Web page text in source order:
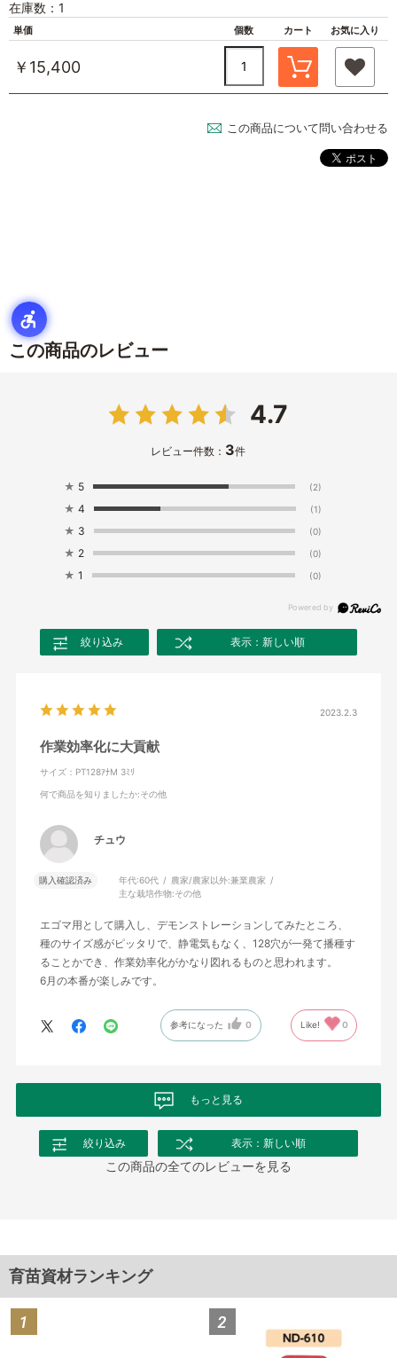
在庫数：1
単価 個数 カート お気に入り
￥15,400
この商品について問い合わせる
この商品のレビュー
4.7
レビュー件数： 3件
★ 5 (2)
★ 4 (1)
★ 3 (0)
★ 2 (0)
★ 1 (0)
絞り込み 表示：新しい順
2023.2.3
作業効率化に大貢献
サイズ：PT128ｱﾅM 3ﾐﾘ
何で商品を知りましたか:その他
チュウ
購入確認済み 年代:60代 農家/農家以外:兼業農家
主な栽培作物:その他
エゴマ用として購入し、デモンストレーションしてみたところ、
種のサイズ感がピッタリで、静電気もなく、128穴が一発て播種す
ることかでき、作業効率化がかなり図れるものと思われます。
6月の本番が楽しみです。
参考になった 0 Like! 0
もっと見る
絞り込み 表示：新しい順
この商品の全てのレビューを見る
育苗資材ランキング